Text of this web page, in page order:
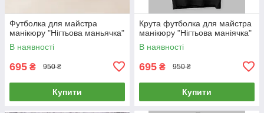
Футболка для майстра
манікюру "Нігтьова маньячка"
В наявності
695 ₴ 950 ₴
Купити
Крута футболка для майстра
манікюру "Нігтьова маніячка"
В наявності
695 ₴ 950 ₴
Купити